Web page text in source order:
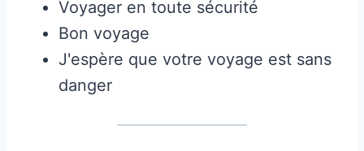
Voyager en toute sécurité
Bon voyage
J'espère que votre voyage est sans
danger